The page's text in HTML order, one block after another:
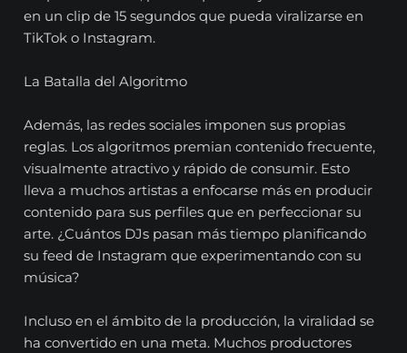
en un clip de 15 segundos que pueda viralizarse en
TikTok o Instagram.
La Batalla del Algoritmo
Además, las redes sociales imponen sus propias
reglas. Los algoritmos premian contenido frecuente,
visualmente atractivo y rápido de consumir. Esto
lleva a muchos artistas a enfocarse más en producir
contenido para sus perfiles que en perfeccionar su
arte. ¿Cuántos DJs pasan más tiempo planificando
su feed de Instagram que experimentando con su
música?
Incluso en el ámbito de la producción, la viralidad se
ha convertido en una meta. Muchos productores